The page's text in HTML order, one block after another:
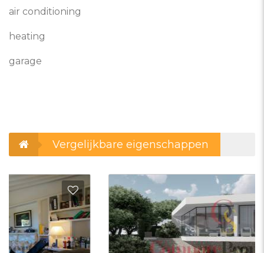
air conditioning
heating
garage
Vergelijkbare eigenschappen
aan favorieten